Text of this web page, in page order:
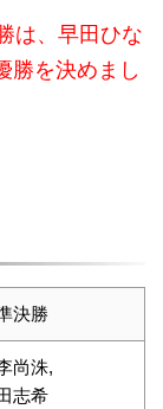
は、早田ひな
勝を決めまし
決勝
尚洙,
志希